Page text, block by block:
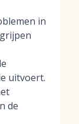
in
uitvoert.
de